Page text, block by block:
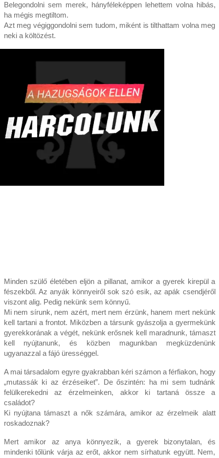
Belegondolni sem merek, hányféleképpen lehettem volna hibás,
ha mégis megtiltom.
Azt meg végiggondolni sem tudom, miként is tilthattam volna meg
neki a költözést.
Minden szülő életében eljön a pillanat, amikor a gyerek kirepül a
fészekből. Az anyák könnyeiről sok szó esik, az apák csendjéről
viszont alig. Pedig nekünk sem könnyű.
Mi nem sírunk, nem azért, mert nem érzünk, hanem mert nekünk
kell tartani a frontot. Miközben a társunk gyászolja a gyermekünk
gyerekkorának a végét, nekünk erősnek kell maradnunk, támaszt
kell nyújtanunk, és közben magunkban megküzdenünk
ugyanazzal a fájó ürességgel.
A mai társadalom egyre gyakrabban kéri számon a férfiakon, hogy
„mutassák ki az érzéseiket”. De őszintén: ha mi sem tudnánk
felülkerekedni az érzelmeinken, akkor ki tartaná össze a
családot?
Ki nyújtana támaszt a nők számára, amikor az érzelmeik alatt
roskadoznak?
Mert amikor az anya könnyezik, a gyerek bizonytalan, és
mindenki tőlünk várja az erőt, akkor nem sírhatunk együtt. Nem,